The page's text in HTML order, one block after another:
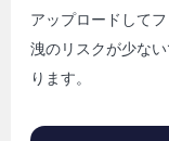
アップロードして
洩のリスクが少な
ります。